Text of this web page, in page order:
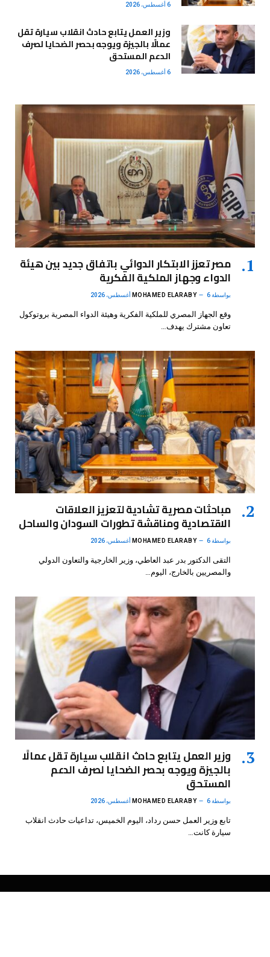
6 أغسطس، 2026
وزير العمل يتابع حادث انقلاب سيارة تقل
عمالًا بالجيزة ويوجه بحصر الضحايا لصرف
الدعم المستحق
6 أغسطس، 2026
مصر تعزز الابتكار الدوائي باتفاق جديد بين هيئة
الدواء وجهاز الملكية الفكرية
بواسطة MOHAMED ELARABY 6 أغسطس، 2026
وقع الجهاز المصري للملكية الفكرية وهيئة الدواء المصرية بروتوكول
تعاون مشترك يهدف…
مباحثات مصرية تشادية لتعزيز العلاقات
الاقتصادية ومناقشة تطورات السودان والساحل
بواسطة MOHAMED ELARABY 6 أغسطس، 2026
التقى الدكتور بدر عبد العاطي، وزير الخارجية والتعاون الدولي
والمصريين بالخارج، اليوم…
وزير العمل يتابع حادث انقلاب سيارة تقل عمالًا
بالجيزة ويوجه بحصر الضحايا لصرف الدعم
المستحق
بواسطة MOHAMED ELARABY 6 أغسطس، 2026
تابع وزير العمل حسن رداد، اليوم الخميس، تداعيات حادث انقلاب
سيارة كانت…